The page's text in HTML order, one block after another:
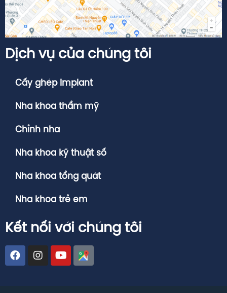
Dịch vụ của chúng tôi
Cấy ghép Implant
Nha khoa thẩm mỹ
Chỉnh nha
Nha khoa kỹ thuật số
Nha khoa tổng quát
Nha khoa trẻ em
Kết nối với chúng tôi